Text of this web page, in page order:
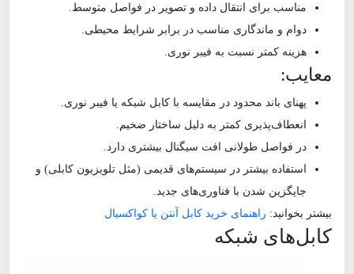
مناسب برای انتقال داده و تصویر در فواصل متوسط.
دوام و ماندگاری مناسب در برابر شرایط محیطی.
هزینه کمتر نسبت به فیبر نوری.
معایب:
پهنای باند محدود در مقایسه با کابل شبکه یا فیبر نوری.
انعطاف‌پذیری کمتر به دلیل ساختار ضخیم.
در فواصل طولانی افت سیگنال بیشتری دارد.
استفاده بیشتر در سیستم‌های قدیمی (مثل تلویزیون کابلی) و
جایگزین شدن با فناوری‌های جدید.
بیشتر بخوانید: راهنمای خرید کابل آنتن یا کواکسیال
کابل‌های شبکه